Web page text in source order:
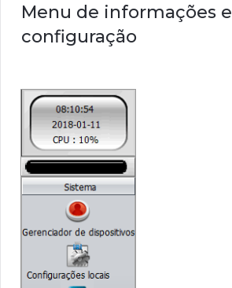
Menu de informações e
configuração